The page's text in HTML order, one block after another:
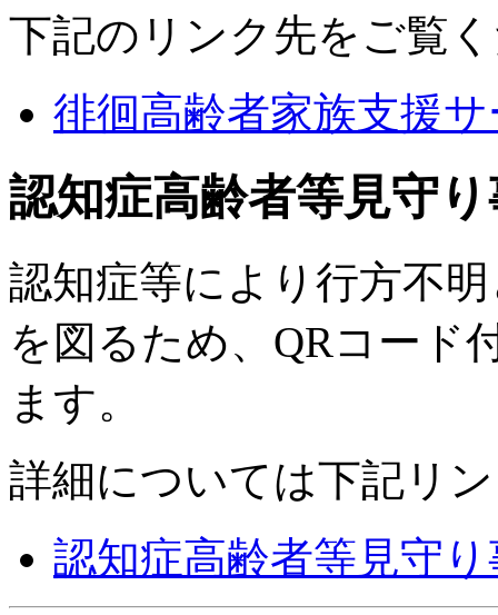
下記のリンク先をご覧
徘徊高齢者家族支援
認知症高齢者等見守
認知症等により行方不
を図るため、QRコード
ます。
詳細については下記リ
認知症高齢者等見守